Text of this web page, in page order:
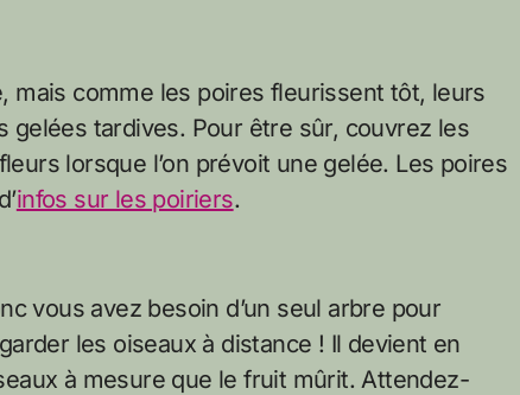
mais comme les poires fleurissent tôt, leurs
tardives. Pour être sûr, couvrez les
lorsque l’on prévoit une gelée. Les poires
infos sur les poiriers.
vous avez besoin d’un seul arbre pour
les oiseaux à distance ! Il devient en
à mesure que le fruit mûrit. Attendez-